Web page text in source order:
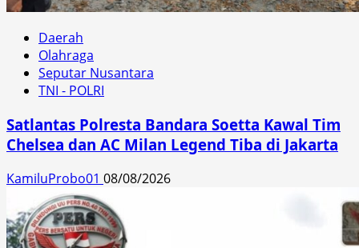
Daerah
Olahraga
Seputar Nusantara
TNI - POLRI
Satlantas Polresta Bandara Soetta Kawal Tim
Chelsea dan AC Milan Legend Tiba di Jakarta
KamiluProbo01 08/08/2026